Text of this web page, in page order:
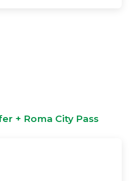
+ Roma City Pass